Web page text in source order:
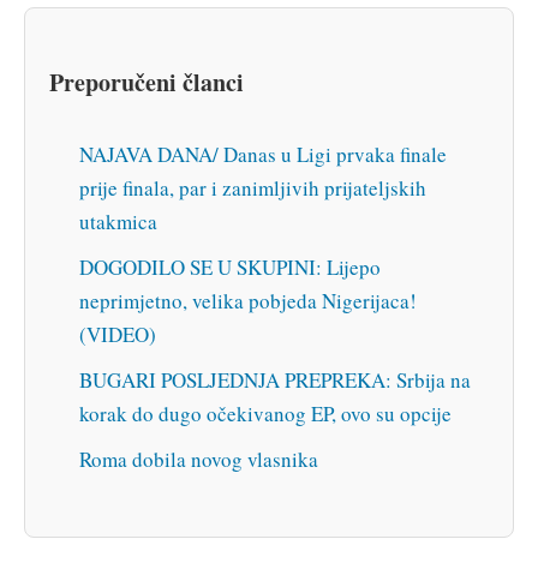
Preporučeni članci
NAJAVA DANA/ Danas u Ligi prvaka finale
prije finala, par i zanimljivih prijateljskih
utakmica
DOGODILO SE U SKUPINI: Lijepo
neprimjetno, velika pobjeda Nigerijaca!
(VIDEO)
BUGARI POSLJEDNJA PREPREKA: Srbija na
korak do dugo očekivanog EP, ovo su opcije
Roma dobila novog vlasnika